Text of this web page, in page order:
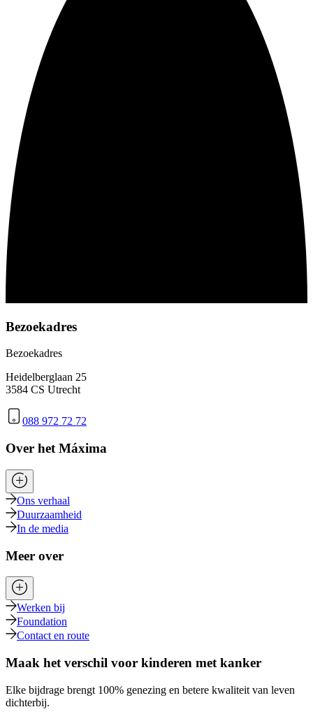
Bezoekadres
Bezoekadres
Heidelberglaan 25
3584 CS Utrecht
088 972 72 72
Over het Máxima
Ons verhaal
Duurzaamheid
In de media
Meer over
Werken bij
Foundation
Contact en route
Maak het verschil voor kinderen met kanker
Elke bijdrage brengt 100% genezing en betere kwaliteit van leven
dichterbij.